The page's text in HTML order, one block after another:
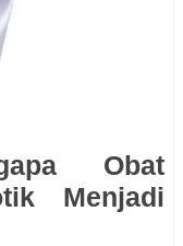
Obat
Menjadi